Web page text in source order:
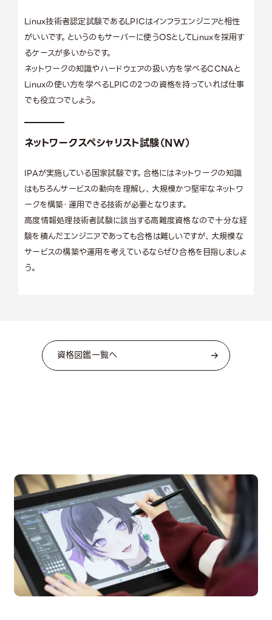
Linux技術者認定試験であるLPICはインフラエンジニアと相性
がいいです。というのもサーバーに使うOSとしてLinuxを採用す
るケースが多いからです。
ネットワークの知識やハードウェアの扱い方を学べるCCNAと
Linuxの使い方を学べるLPICの2つの資格を持っていれば仕事
でも役立つでしょう。
ネットワークスペシャリスト試験（NW）
IPAが実施している国家試験です。合格にはネットワークの知識
はもちろんサービスの動向を理解し、大規模かつ堅牢なネットワ
ークを構築・運用できる技術が必要となります。
高度情報処理技術者試験に該当する高難度資格なので十分な経
験を積んだエンジニアであっても合格は難しいですが、大規模な
サービスの構築や運用を考えているならぜひ合格を目指しましょ
う。
資格図鑑一覧へ
Campus Open